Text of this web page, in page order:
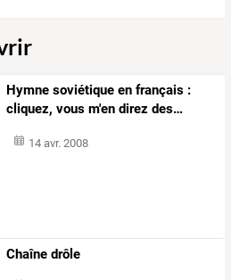
Hymne soviétique en français :
cliquez, vous m'en direz des…
14 avr. 2008
Chaîne drôle